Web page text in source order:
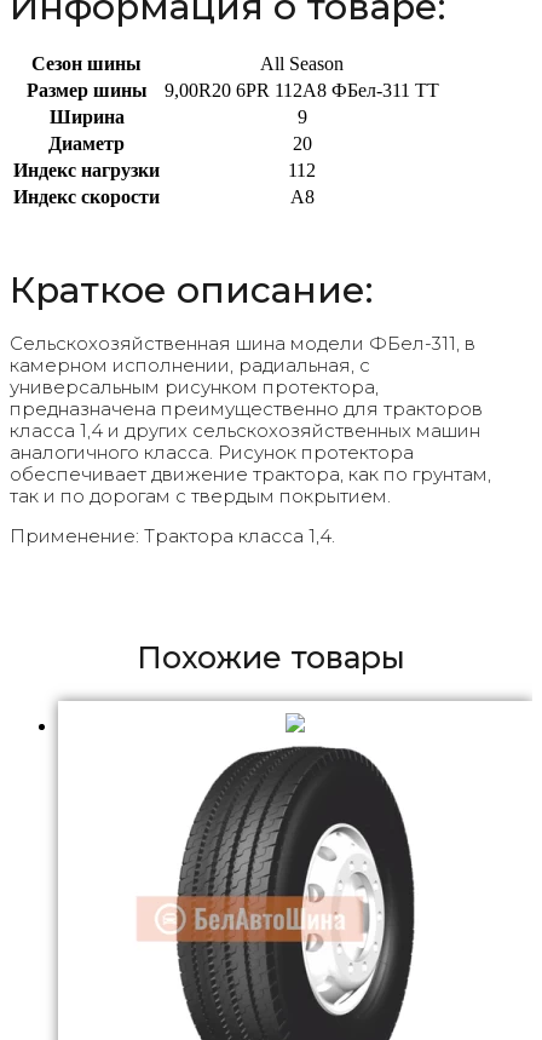
Сезон шины
All Season
Размер шины
9,00R20 6PR 112A8 ФБел-311 TT
Ширина
9
Диаметр
20
Индекс нагрузки
112
Индекс скорости
A8
Краткое описание:
Сельскохозяйственная шина модели ФБел-311, в
камерном исполнении, радиальная, с
универсальным рисунком протектора,
предназначена преимущественно для тракторов
класса 1,4 и других сельскохозяйственных машин
аналогичного класса. Рисунок протектора
обеспечивает движение трактора, как по грунтам,
так и по дорогам с твердым покрытием.
Применение: Трактора класса 1,4.
Похожие товары